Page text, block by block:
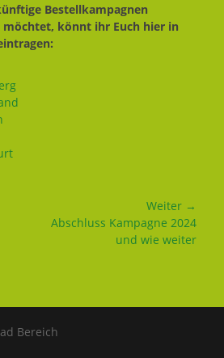
Bestellkampagnen
könnt ihr Euch hier in
Weiter →
Nächster
Abschluss Kampagne 2024
und wie weiter
Bereich